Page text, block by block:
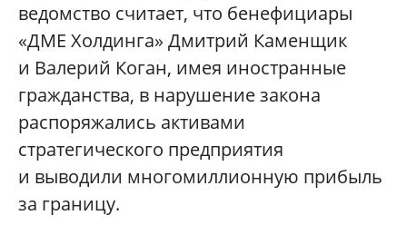
ведомство считает, что бенефициары
«ДМЕ Холдинга» Дмитрий Каменщик
и Валерий Коган, имея иностранные
гражданства, в нарушение закона
распоряжались активами
стратегического предприятия
и выводили многомиллионную прибыль
за границу.